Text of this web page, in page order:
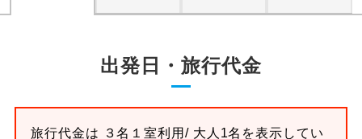
出発日・旅行代金
旅行代金は ３名１室利用/ 大人1名を表示してい